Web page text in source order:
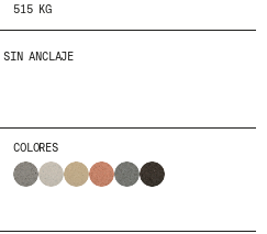
515 KG
SIN ANCLAJE
COLORES
NEWSLETTER.